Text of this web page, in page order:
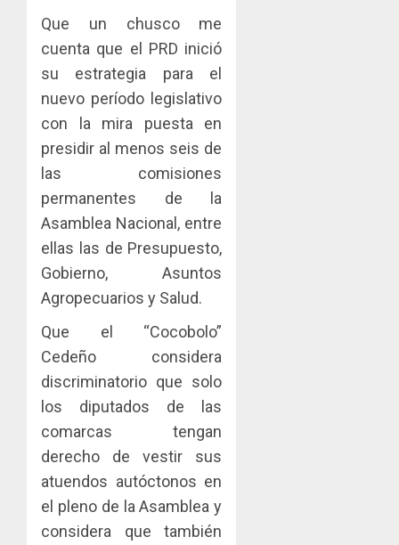
Que un chusco me
cuenta que el PRD inició
su estrategia para el
nuevo período legislativo
con la mira puesta en
presidir al menos seis de
las comisiones
permanentes de la
Asamblea Nacional, entre
ellas las de Presupuesto,
Gobierno, Asuntos
Agropecuarios y Salud.
Que el “Cocobolo”
Cedeño considera
discriminatorio que solo
los diputados de las
comarcas tengan
derecho de vestir sus
atuendos autóctonos en
el pleno de la Asamblea y
considera que también